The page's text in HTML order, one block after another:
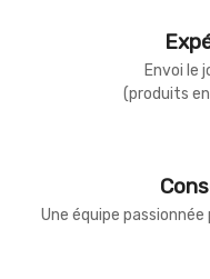
Envoi le
(produits
Une équipe